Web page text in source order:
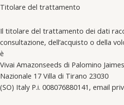
Titolare del trattamento
Il titolare del trattamento dei dati
consultazione, dell’acquisto o della
è
Vivai Amazonseeds di Palomino
Nazionale 17 Villa di Tirano 23030
(SO) Italy P.i. 008076880141, email